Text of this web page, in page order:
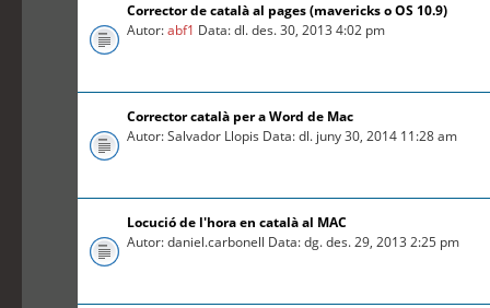
Corrector de català al pages (mavericks o OS 10.9)
Autor:abf1 Data: dl. des. 30, 2013 4:02 pm
Corrector català per a Word de Mac
Autor: Salvador Llopis Data: dl. juny 30, 2014 11:28 am
Locució de l'hora en català al MAC
Autor: daniel.carbonell Data: dg. des. 29, 2013 2:25 pm